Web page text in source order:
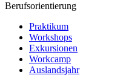
Berufsorientierung
Praktikum
Workshops
Exkursionen
Workcamp
Auslandsjahr